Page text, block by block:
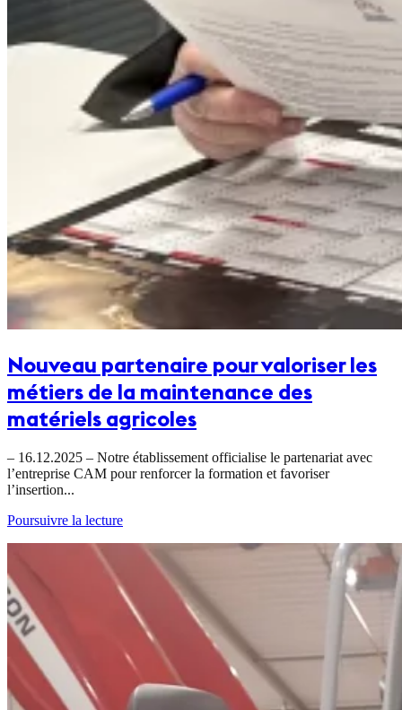
Nouveau partenaire pour valoriser les
métiers de la maintenance des
matériels agricoles
– 16.12.2025 – Notre établissement officialise le partenariat avec
l’entreprise CAM pour renforcer la formation et favoriser
l’insertion...
Poursuivre la lecture